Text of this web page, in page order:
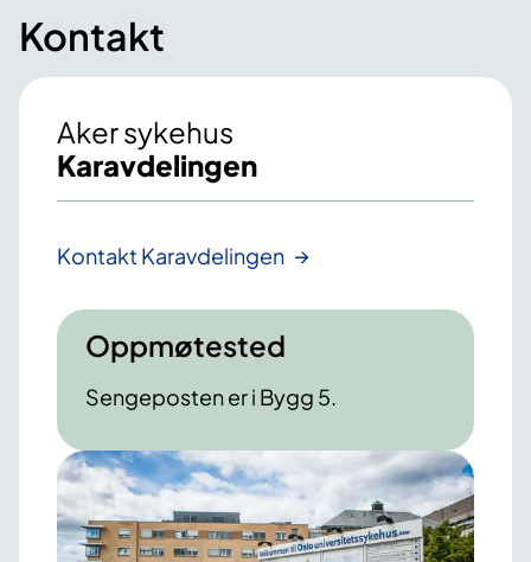
Kontakt
Aker sykehus
Karavdelingen
Kontakt Karavdelingen
Oppmøtested
Sengeposten er i Bygg 5.